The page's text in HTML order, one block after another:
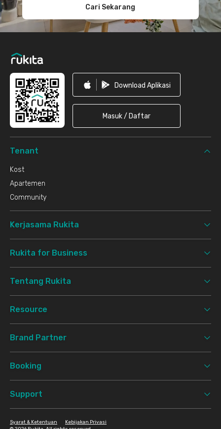
Cari Sekarang
Download Aplikasi
Masuk / Daftar
Tenant
Kost
Apartemen
Community
Kerjasama Rukita
Rukita for Business
Tentang Rukita
Resource
Brand Partner
Booking
Support
Syarat & Ketentuan Kebijakan Privasi